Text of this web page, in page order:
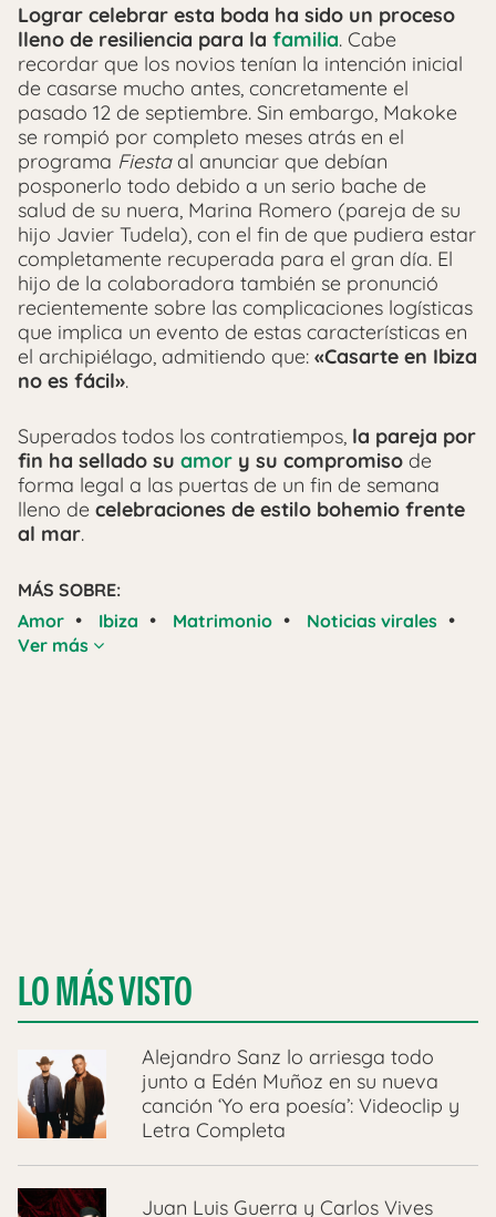
Lograr celebrar esta boda ha sido un proceso
lleno de resiliencia para la familia. Cabe
recordar que los novios tenían la intención inicial
de casarse mucho antes, concretamente el
pasado 12 de septiembre. Sin embargo, Makoke
se rompió por completo meses atrás en el
programa Fiestaal anunciar que debían
posponerlo todo debido a un serio bache de
salud de su nuera, Marina Romero (pareja de su
hijo Javier Tudela), con el fin de que pudiera estar
completamente recuperada para el gran día. El
hijo de la colaboradora también se pronunció
recientemente sobre las complicaciones logísticas
que implica un evento de estas características en
el archipiélago, admitiendo que: «Casarte en Ibiza
no es fácil».
Superados todos los contratiempos, la pareja por
fin ha sellado su amor y su compromiso de
forma legal a las puertas de un fin de semana
lleno de celebraciones de estilo bohemio frente
al mar.
MÁS SOBRE:
Amor • Ibiza • Matrimonio • Noticias virales •
Ver más
LO MÁS VISTO
Alejandro Sanz lo arriesga todo
junto a Edén Muñoz en su nueva
canción ‘Yo era poesía’: Videoclip y
Letra Completa
Juan Luis Guerra y Carlos Vives